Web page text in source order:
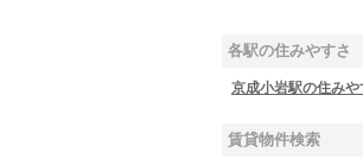
各駅の住みやすさ
京成小岩駅の住みや
賃貸物件検索